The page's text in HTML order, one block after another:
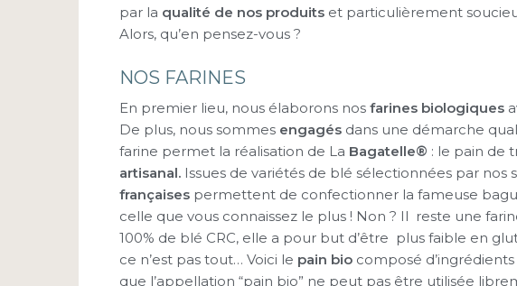
par la qualité de nos produits et particulièrement
Alors, qu’en pensez-vous ?
NOS FARINES
En premier lieu, nous élaborons nos farines biologiques
De plus, nous sommes engagés dans une démarche
farine permet la réalisation de La Bagatelle® : le pain de
artisanal. Issues de variétés de blé sélectionnées par nos
françaises permettent de confectionner la fameuse
celle que vous connaissez le plus ! Non ? Il reste une
100% de blé CRC, elle a pour but d’être plus faible en
ce n’est pas tout… Voici le pain bio composé d’ingrédients
que l’appellation “pain bio” ne peut pas être utilisée